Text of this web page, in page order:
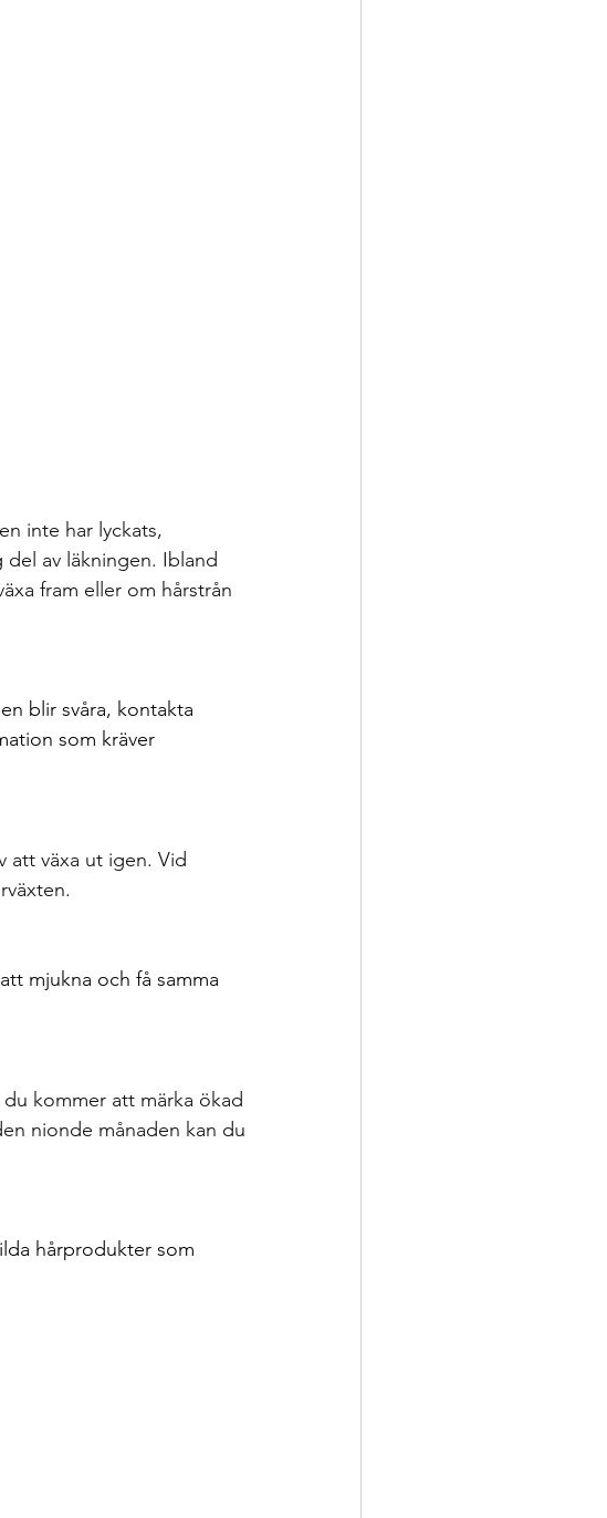
inte har lyckats,
av läkningen. Ibland
fram eller om hårstrån
blir svåra, kontakta
som kräver
att växa ut igen. Vid
mjukna och få samma
kommer att märka ökad
nionde månaden kan du
hårprodukter som